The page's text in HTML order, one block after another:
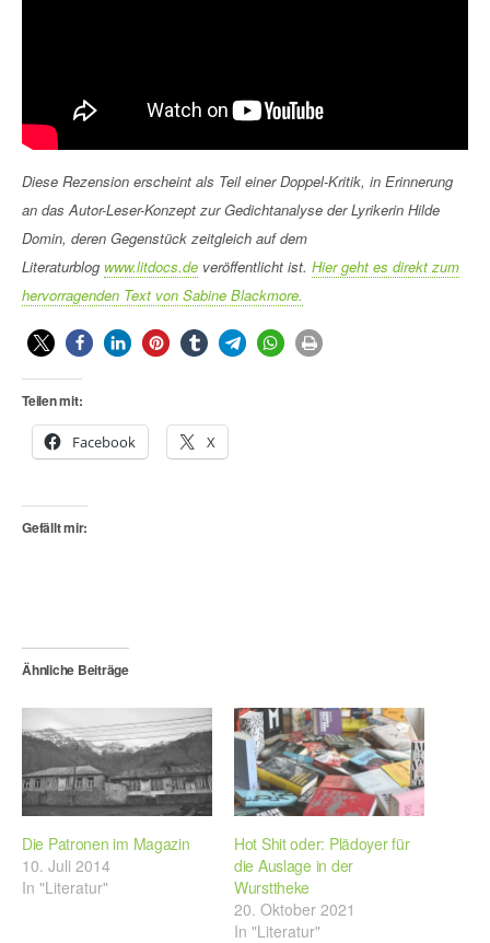
Diese Rezension erscheint als Teil einer Doppel-Kritik, in Erinnerung
an das Autor-Leser-Konzept zur Gedichtanalyse der Lyrikerin Hilde
Domin, deren Gegenstück zeitgleich auf dem
Literaturblog www.litdocs.de veröffentlicht ist. Hier geht es direkt zum
hervorragenden Text von Sabine Blackmore.
Teilen mit:
Facebook X
Gefällt mir:
Ähnliche Beiträge
Die Patronen im Magazin
10. Juli 2014
In "Literatur"
Hot Shit oder: Plädoyer für
die Auslage in der
Wursttheke
20. Oktober 2021
In "Literatur"